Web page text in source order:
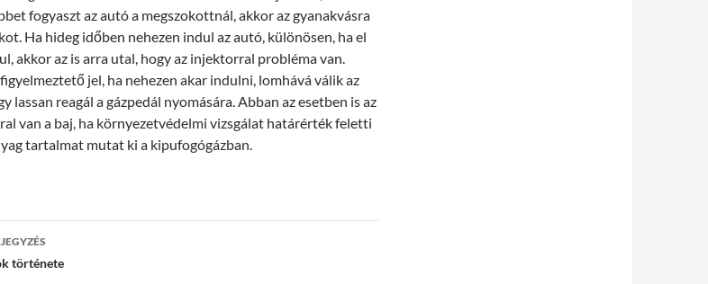
fogyaszt az autó a megszokottnál, akkor az gyanakvásra
Ha hideg időben nehezen indul az autó, különösen, ha el
akkor az is arra utal, hogy az injektorral probléma van.
jel, ha nehezen akar indulni, lomhává válik az
lassan reagál a gázpedál nyomására. Abban az esetben is az
van a baj, ha környezetvédelmi vizsgálat határérték feletti
tartalmat mutat ki a kipufogógázban.
története